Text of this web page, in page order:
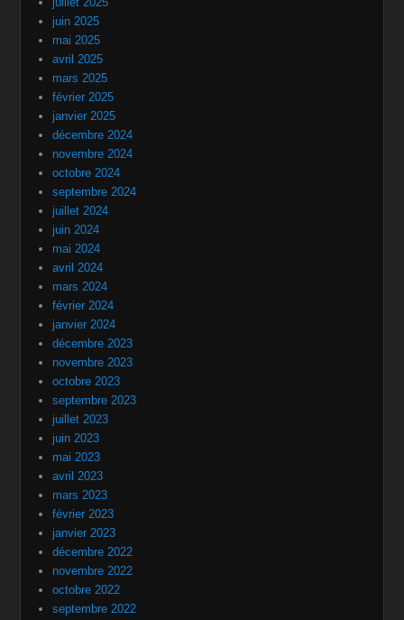
juin 2025
mai 2025
avril 2025
mars 2025
février 2025
janvier 2025
décembre 2024
novembre 2024
octobre 2024
septembre 2024
juillet 2024
juin 2024
mai 2024
avril 2024
mars 2024
février 2024
janvier 2024
décembre 2023
novembre 2023
octobre 2023
septembre 2023
juillet 2023
juin 2023
mai 2023
avril 2023
mars 2023
février 2023
janvier 2023
décembre 2022
novembre 2022
octobre 2022
septembre 2022